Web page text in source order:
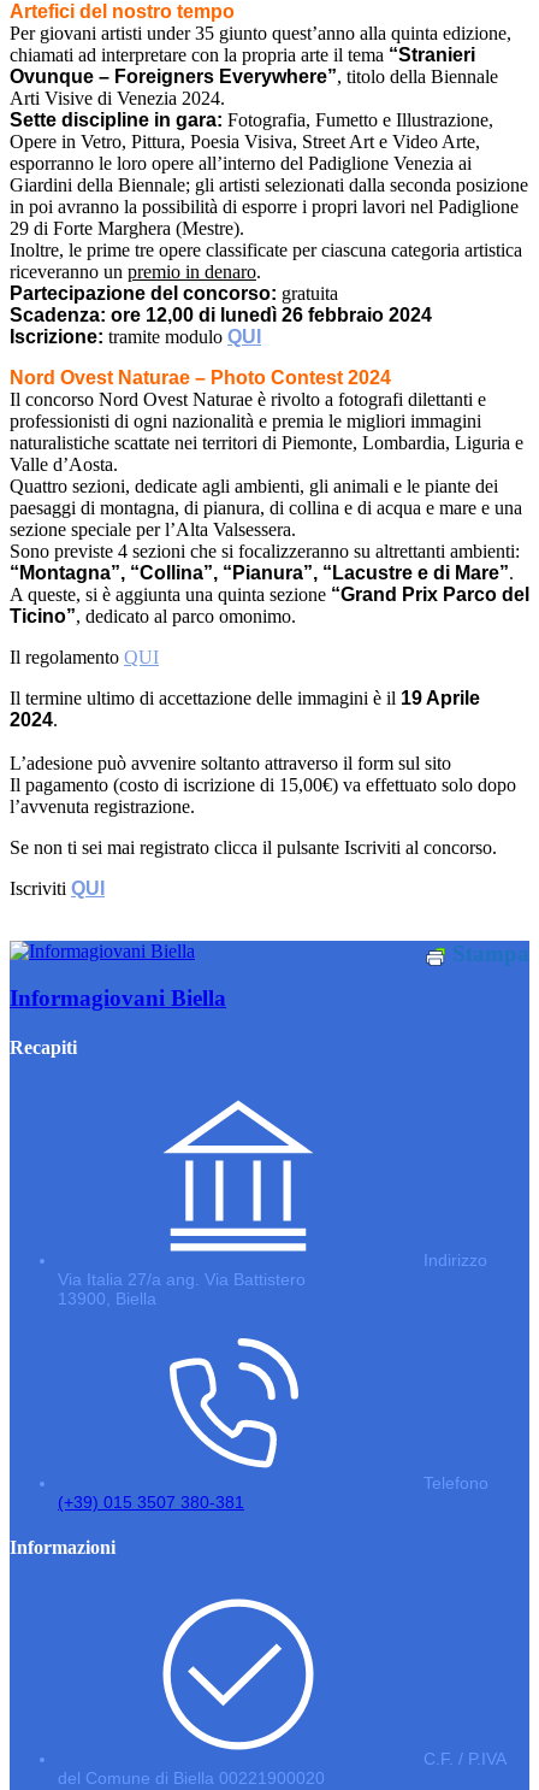
Artefici del nostro tempo
Per giovani artisti under 35 giunto quest’anno alla quinta edizione,
chiamati ad interpretare con la propria arte il tema “Stranieri
Ovunque – Foreigners Everywhere”, titolo della Biennale
Arti Visive di Venezia 2024.
Sette discipline in gara: Fotografia, Fumetto e Illustrazione,
Opere in Vetro, Pittura, Poesia Visiva, Street Art e Video Arte,
esporranno le loro opere all’interno del Padiglione Venezia ai
Giardini della Biennale; gli artisti selezionati dalla seconda posizione
in poi avranno la possibilità di esporre i propri lavori nel Padiglione
29 di Forte Marghera (Mestre).
Inoltre, le prime tre opere classificate per ciascuna categoria artistica
riceveranno un premio in denaro.
Partecipazione del concorso: gratuita
Scadenza: ore 12,00 di lunedì 26 febbraio 2024
Iscrizione: tramite modulo QUI
Nord Ovest Naturae – Photo Contest 2024
Il concorso Nord Ovest Naturae è rivolto a fotografi dilettanti e
professionisti di ogni nazionalità e premia le migliori immagini
naturalistiche scattate nei territori di Piemonte, Lombardia, Liguria e
Valle d’Aosta.
Quattro sezioni, dedicate agli ambienti, gli animali e le piante dei
paesaggi di montagna, di pianura, di collina e di acqua e mare e una
sezione speciale per l’Alta Valsessera.
Sono previste 4 sezioni che si focalizzeranno su altrettanti ambienti:
“Montagna”, “Collina”, “Pianura”, “Lacustre e di Mare”.
A queste, si è aggiunta una quinta sezione “Grand Prix Parco del
Ticino”, dedicato al parco omonimo.
Il regolamento QUI
Il termine ultimo di accettazione delle immagini è il 19 Aprile
2024.
L’adesione può avvenire soltanto attraverso il form sul sito
Il pagamento (costo di iscrizione di 15,00€) va effettuato solo dopo
l’avvenuta registrazione.
Se non ti sei mai registrato clicca il pulsante Iscriviti al concorso.
Iscriviti QUI
Stampa
Informagiovani Biella
Recapiti
Indirizzo
Via Italia 27/a ang. Via Battistero
13900, Biella
Telefono
(+39) 015 3507 380-381
Informazioni
C.F. / P.IVA
del Comune di Biella 00221900020